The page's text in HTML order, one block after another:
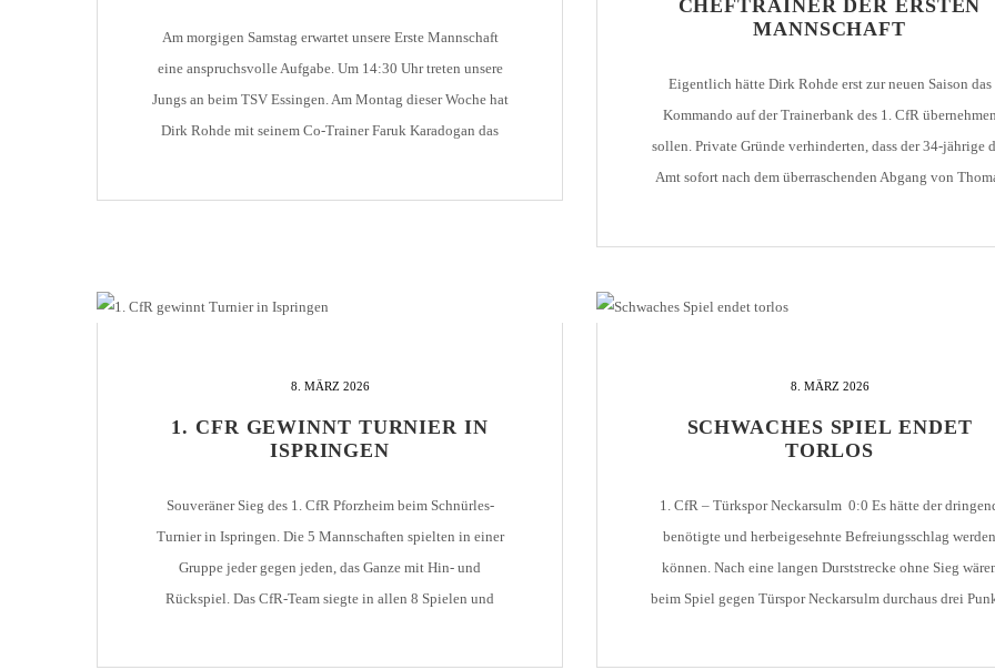
Am morgigen Samstag erwartet unsere Erste Mannschaft
eine anspruchsvolle Aufgabe. Um 14:30 Uhr treten unsere
Jungs an beim TSV Essingen. Am Montag dieser Woche hat
Dirk Rohde mit seinem Co-Trainer Faruk Karadogan das
CHEFTRAINER DER ERSTEN
MANNSCHAFT
Eigentlich hätte Dirk Rohde erst zur neuen Saison das
Kommando auf der Trainerbank des 1. CfR übernehmen
sollen. Private Gründe verhinderten, dass der 34-jährige
Amt sofort nach dem überraschenden Abgang von
8. MÄRZ 2026
1. CFR GEWINNT TURNIER IN
ISPRINGEN
Souveräner Sieg des 1. CfR Pforzheim beim Schnürles-
Turnier in Ispringen. Die 5 Mannschaften spielten in einer
Gruppe jeder gegen jeden, das Ganze mit Hin- und
Rückspiel. Das CfR-Team siegte in allen 8 Spielen und
8. MÄRZ 2026
SCHWACHES SPIEL ENDET
TORLOS
1. CfR – Türkspor Neckarsulm 0:0 Es hätte der
benötigte und herbeigesehnte Befreiungsschlag werden
können. Nach eine langen Durststrecke ohne Sieg
beim Spiel gegen Türspor Neckarsulm durchaus drei